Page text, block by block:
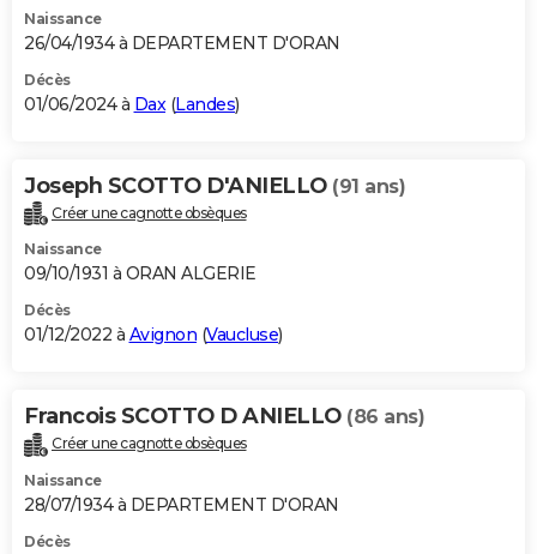
Naissance
26/04/1934 à DEPARTEMENT D'ORAN
Décès
01/06/2024 à Dax (Landes)
Joseph SCOTTO D'ANIELLO (91 ans)
Créer une cagnotte obsèques
Naissance
09/10/1931 à ORAN ALGERIE
Décès
01/12/2022 à Avignon (Vaucluse)
Francois SCOTTO D ANIELLO (86 ans)
Créer une cagnotte obsèques
Naissance
28/07/1934 à DEPARTEMENT D'ORAN
Décès